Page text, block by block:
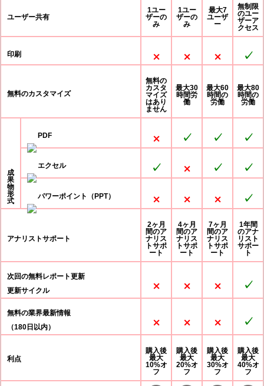
ユーザー共有
1ユー
ザーの
み
1ユー
ザーの
み
最大7
ユーザ
ー
無制限
のユー
ザーア
クセス
印刷 ⨉ ⨉ ⨉ ✓
無料のカスタマイズ
無料の
カスタ
マイズ
はあり
ません
最大30
時間労
働
最大60
時間の
労働
最大80
時間の
労働
成
果
物
形
式
PDF ⨉ ✓ ✓ ✓
エクセル ✓ ⨉ ✓ ✓
パワーポイント（PPT） ⨉ ⨉ ⨉ ✓
アナリストサポート
2ヶ月
間のア
ナリス
トサポ
ート
4ヶ月
間のア
ナリス
トサポ
ート
7ヶ月
間のア
ナリス
トサポ
ート
1年間
のアナ
リスト
サポー
ト
次回の無料レポート更新
更新サイクル
⨉ ⨉ ⨉ ✓
無料の業界最新情報
（180日以内）
⨉ ⨉ ⨉ ✓
利点
購入後
最大
10%オ
フ
購入後
最大
20%オ
フ
購入後
最大
30%オ
フ
購入後
最大
40%オ
フ